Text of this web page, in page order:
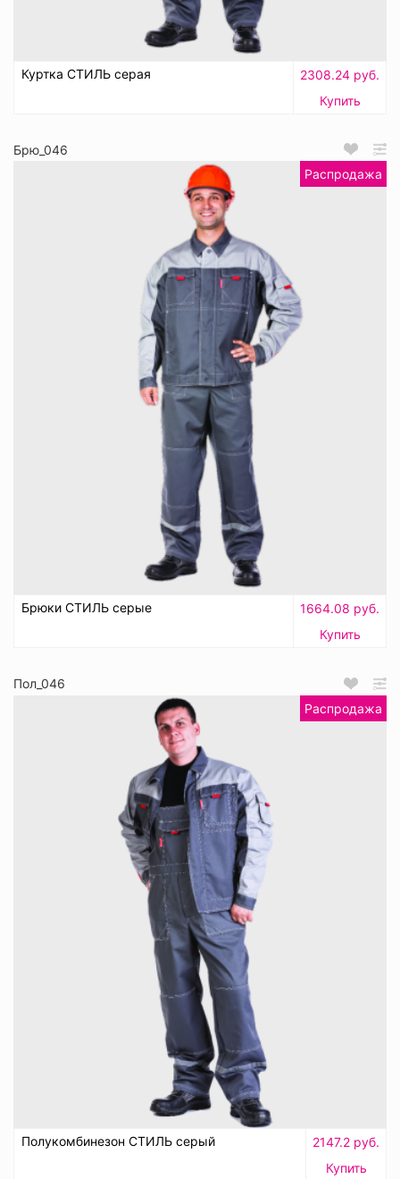
Куртка СТИЛЬ серая
2308.24 руб.
Купить
Брю_046
Распродажа
Брюки СТИЛЬ серые
1664.08 руб.
Купить
Пол_046
Распродажа
Полукомбинезон СТИЛЬ серый
2147.2 руб.
Купить